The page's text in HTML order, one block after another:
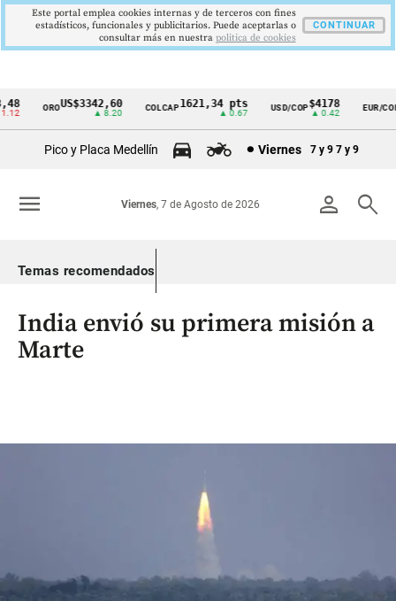
Cintillo
Colombia
OROUS$3342,60
▲ 8.20
COLCAP1621,34 pts
▲ 0.67
USD/COP$4178
▲ 0.42
EUR/COP
▼
Pico y Placa Medellín Viernes 7 y 9 7 y 9
person search
Viernes, 7 de Agosto de 2026
menu
Temas recomendados
India envió su primera misión a
Marte
Este portal emplea cookies internas y de terceros con fines
estadísticos, funcionales y publicitarios. Puede aceptarlas o
consultar más en nuestra politica de cookies
CONTINUAR